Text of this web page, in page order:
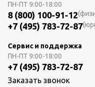
ПН-ПТ 9:00-18:00
8 (800) 100-91-12
+7 (495) 783-72-87
Сервис и поддержка
ПН-ПТ 9:00-18:00
+7 (495) 783-72-87
Заказать звонок